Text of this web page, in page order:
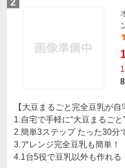
【大豆まるごと完全豆乳が自
1.自宅で手軽に“大豆まるごと
2.簡単3ステップ たった30分
3.アレンジ完全豆乳も簡単！
4.1台5役で豆乳以外も作れる